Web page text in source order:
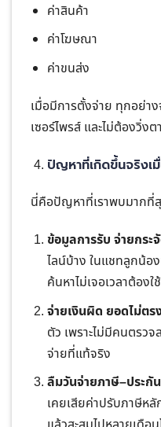
ค่าสินค้า
ค่าโฆษณา
ค่าขนส่ง
เมื่อมีการตั้งจ่าย ทุกอย่า
เซอร์ไพรส์ และไม่ต้องวิ่
ปัญหาที่เกิดขึ้นจริงเ
นี่คือปัญหาที่เราพบมากที่
ข้อมูลการรับ จ่ายกระ
ไลน์บ้าง ในแชทลูกน้อ
ค้นหาไม่เจอเวลาต้องใ
จ่ายเงินผิด ยอดไม่ตร
ตัว เพราะไม่มีคนตรว
จ่ายที่แท้จริง
ลืมวันจ่ายภาษี–ประกั
เคยเสียค่าปรับภาษีห